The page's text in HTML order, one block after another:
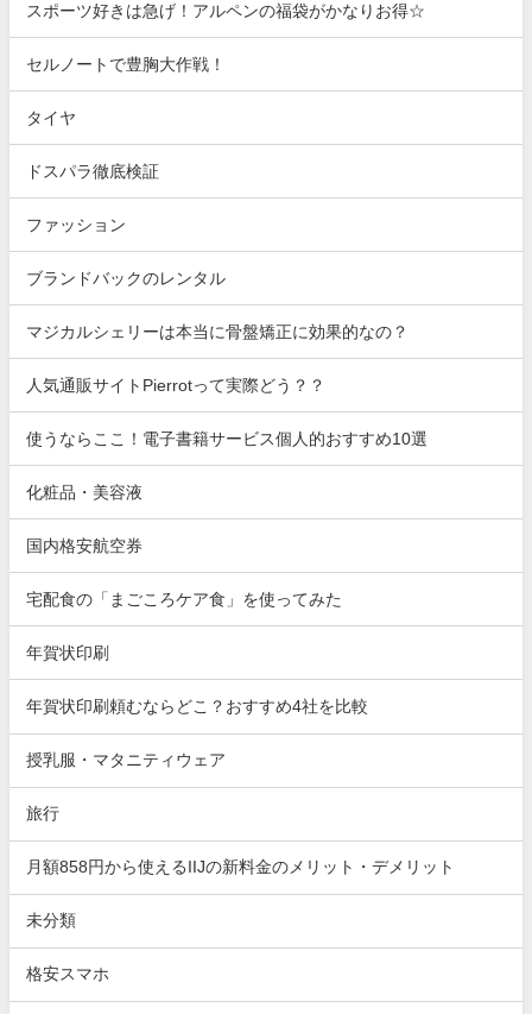
スポーツ好きは急げ！アルペンの福袋がかなりお得☆
セルノートで豊胸大作戦！
タイヤ
ドスパラ徹底検証
ファッション
ブランドバックのレンタル
マジカルシェリーは本当に骨盤矯正に効果的なの？
人気通販サイトPierrotって実際どう？？
使うならここ！電子書籍サービス個人的おすすめ10選
化粧品・美容液
国内格安航空券
宅配食の「まごころケア食」を使ってみた
年賀状印刷
年賀状印刷頼むならどこ？おすすめ4社を比較
授乳服・マタニティウェア
旅行
月額858円から使えるIIJの新料金のメリット・デメリット
未分類
格安スマホ